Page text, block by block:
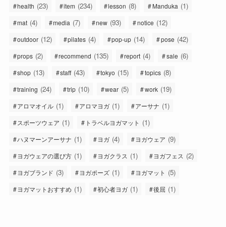
health (23) item (234) lesson (8) Manduka (1)
mat (4) media (7) new (93) notice (12)
outdoor (12) pilates (4) pop-up (14) pose (42)
props (2) recommend (135) report (4) sale (6)
shop (13) staff (43) tokyo (15) topics (8)
training (24) trip (10) wear (5) work (19)
アロマオイル (1) アロマヨガ (1) アーサナ (1)
スポーツウェア (1) トラベルヨガマット (1)
ハヌマーンアーサナ (1) ヨガ (4) ヨガウェア (9)
ヨガウェアの選び方 (1) ヨガクラス (1) ヨガフェス (2)
ヨガブランド (3) ヨガポーズ (1) ヨガマット (5)
ヨガマットおすすめ (1) 初心者ヨガ (1) 後屈 (1)